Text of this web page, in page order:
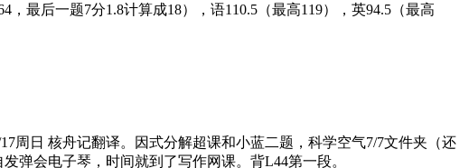
最后一题7分1.8计算成18），语110.5（最高119），英94.5（最高
周日 核舟记翻译。因式分解超课和小蓝二题，科学空气7/7文件夹（还
弹会电子琴，时间就到了写作网课。背L44第一段。